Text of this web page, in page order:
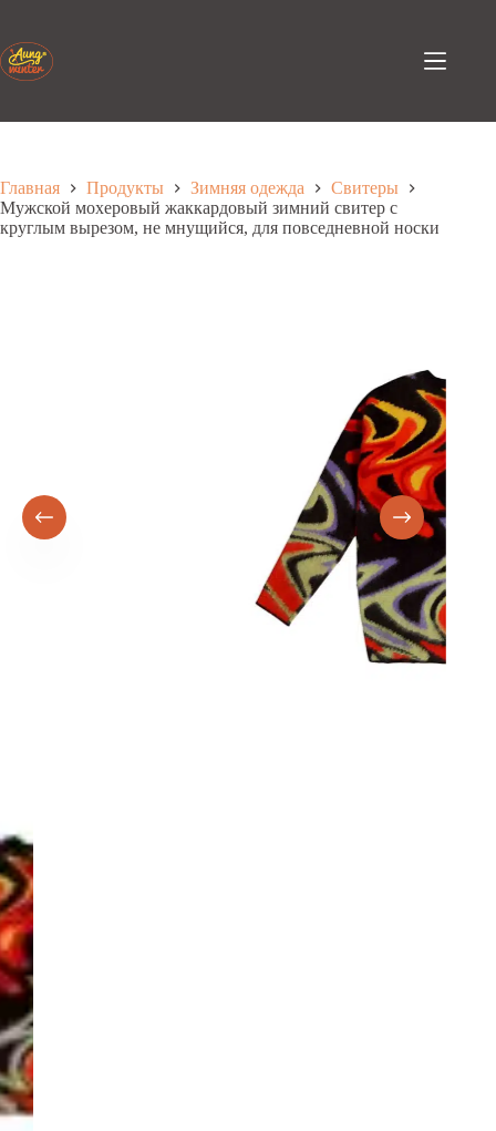
содержанию
Главная Продукты Зимняя одежда
Свитеры
Мужской мохеровый жаккардовый зимний свитер с
круглым вырезом, не мнущийся, для повседневной носки